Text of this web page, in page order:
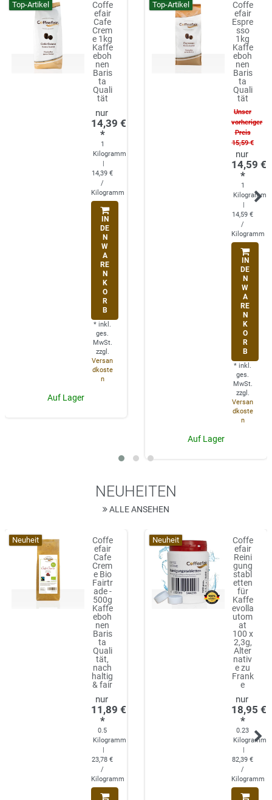
Top-Artikel
Coffe
efair
Cafe
Crem
e 1kg
Kaffe
eboh
nen
Baris
ta
Quali
tät
14,39 €
*
1
Kilogramm
14,39 €
/
Kilogramm
IN
DE
N
W
A
RE
N
K
O
R
B
* inkl.
ges.
MwSt.
zzgl.
Versan
dkoste
n
Auf Lager
Top-Artikel
Coffe
efair
Espre
sso
1kg
Kaffe
eboh
nen
Baris
ta
Quali
tät
Unser
vorheriger
Preis
15,59 €
14,59 €
*
1
Kilogramm
14,59 €
/
Kilogramm
IN
DE
N
W
A
RE
N
K
O
R
B
* inkl.
ges.
MwSt.
zzgl.
Versan
dkoste
n
Auf Lager
NEUHEITEN
ALLE ANSEHEN
Neuheit
Coffe
efair
Cafe
Crem
e Bio
Fairtr
ade -
500g
Kaffe
eboh
nen
Baris
ta
Quali
tät,
nach
haltig
& fair
11,89 €
*
0.5
Kilogramm
23,78 €
/
Kilogramm
Neuheit
Coffe
efair
Reini
gung
stabl
etten
für
Kaffe
evolla
utom
at
100 x
2,3g,
Alter
nativ
e zu
Frank
e
18,95 €
*
0.23
Kilogramm
82,39 €
/
Kilogramm